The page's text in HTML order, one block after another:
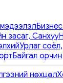
засаг, Санхүү
Урлаг соёл,
Байгал орчин
нөхцөл